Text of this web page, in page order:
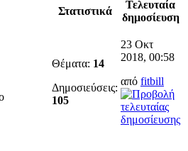
Στατιστικά
Τελευταία
δημοσίευση
Θέματα: 14
Δημοσιεύσεις:
105
23 Οκτ
2018, 00:58
από fitbill